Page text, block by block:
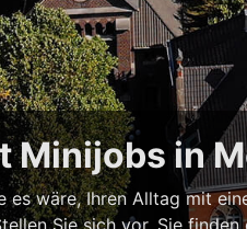
Minijobs in
es wäre, Ihren Alltag mit